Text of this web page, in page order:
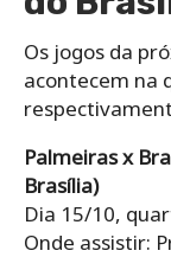
Os jogos da
acontecem na
Palmeiras x
Brasília)
Dia 15/10,
Onde assistir: